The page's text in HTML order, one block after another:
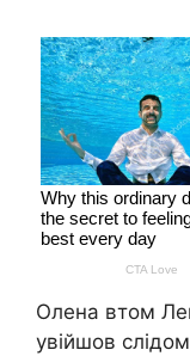
Олена втом
увійшов